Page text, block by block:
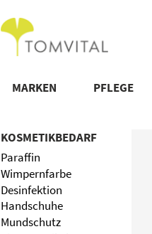
MARKEN PFLEGE
KOSMETIKBEDARF
Paraffin
Wimpernfarbe
Desinfektion
Handschuhe
Mundschutz